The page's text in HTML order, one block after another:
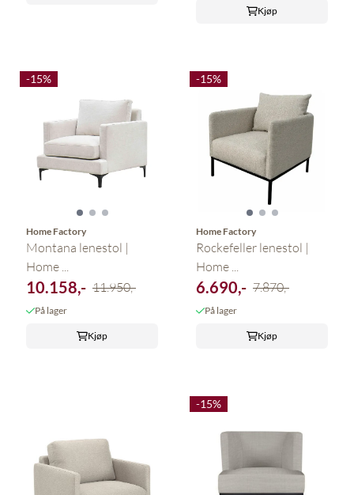
Kjøp
-15%
Home Factory
Montana lenestol |
Home ...
10.158,- 11.950,-
På lager
Kjøp
-15%
Home Factory
Rockefeller lenestol |
Home ...
6.690,- 7.870,-
På lager
Kjøp
-15%